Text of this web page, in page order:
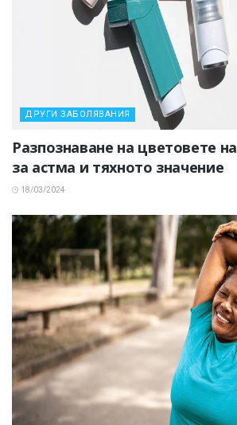
ДРУГИ ЗАБОЛЯВАНИЯ
Разпознаване на цветовете
за астма и тяхното значение
18/03/2024